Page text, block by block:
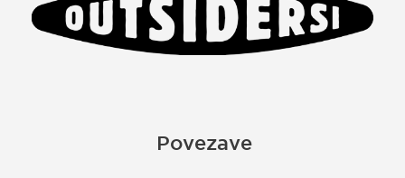
Povezave